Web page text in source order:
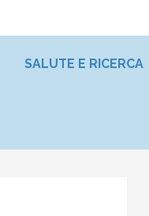
SALUTE E RICERCA